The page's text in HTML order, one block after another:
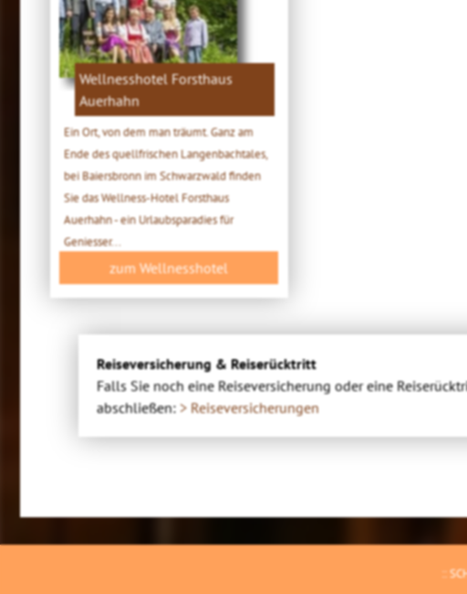
Wellnesshotel Forsthaus
Auerhahn
Ein Ort, von dem man träumt. Ganz am
Ende des quellfrischen Langenbachtales,
bei Baiersbronn im Schwarzwald finden
Sie das Wellness-Hotel Forsthaus
Auerhahn - ein Urlaubsparadies für
Geniesser...
zum Wellnesshotel
Reiseversicherung & Reiserücktritt
Falls Sie noch eine Reiseversicherung oder eine
abschließen: > Reiseversicherungen